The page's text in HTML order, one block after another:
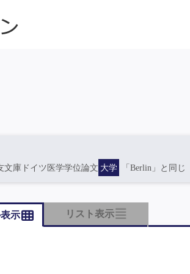
文庫ドイツ医学学位論文 大学 「Berlin」と同じ
示 リスト表示